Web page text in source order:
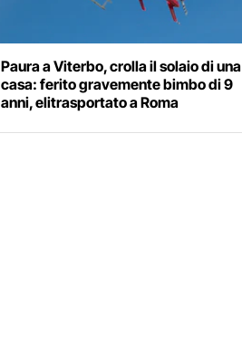
Paura a Viterbo, crolla il solaio di una
casa: ferito gravemente bimbo di 9
anni, elitrasportato a Roma